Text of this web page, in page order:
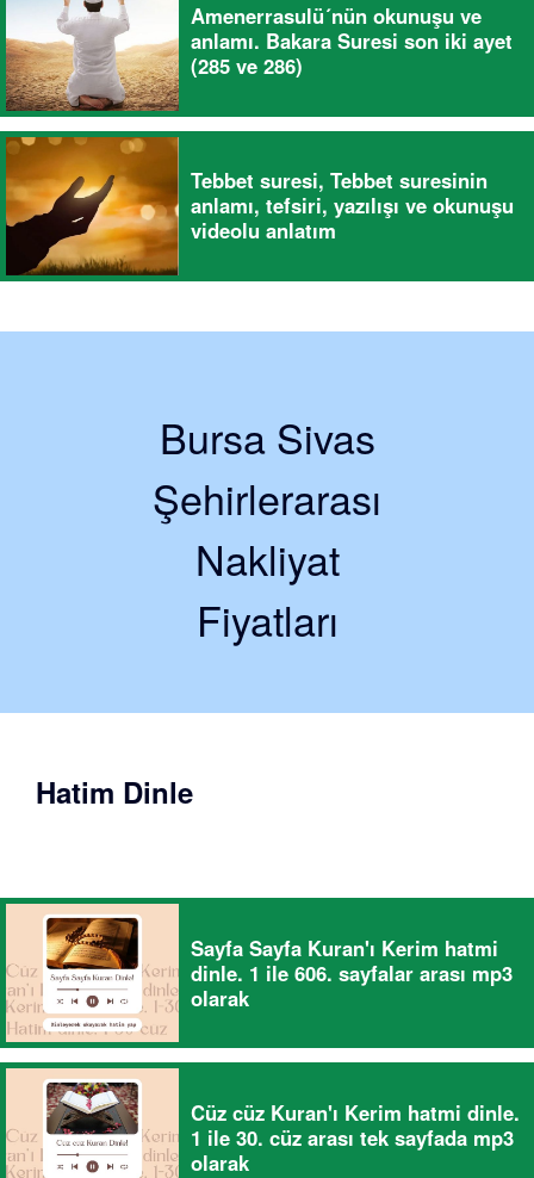
Amenerrasulü´nün okunuşu ve
anlamı. Bakara Suresi son iki ayet
(285 ve 286)
Tebbet suresi, Tebbet suresinin
anlamı, tefsiri, yazılışı ve okunuşu
videolu anlatım
Bursa Sivas
Şehirlerarası
Nakliyat
Fiyatları
Hatim Dinle
Sayfa Sayfa Kuran'ı Kerim hatmi
dinle. 1 ile 606. sayfalar arası mp3
olarak
Cüz cüz Kuran'ı Kerim hatmi dinle.
1 ile 30. cüz arası tek sayfada mp3
olarak